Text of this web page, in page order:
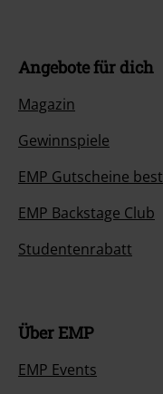
Angebote für dich
Magazin
Gewinnspiele
EMP Gutscheine
EMP Backstage Club
Studentenrabatt
Über EMP
EMP Events